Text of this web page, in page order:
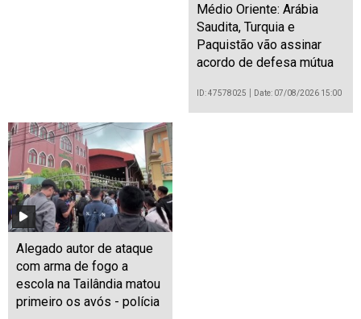
Médio Oriente: Arábia
Saudita, Turquia e
Paquistão vão assinar
acordo de defesa mútua
ID: 47578025 Date: 07/08/2026 15:00
Alegado autor de ataque
com arma de fogo a
escola na Tailândia matou
primeiro os avós - polícia